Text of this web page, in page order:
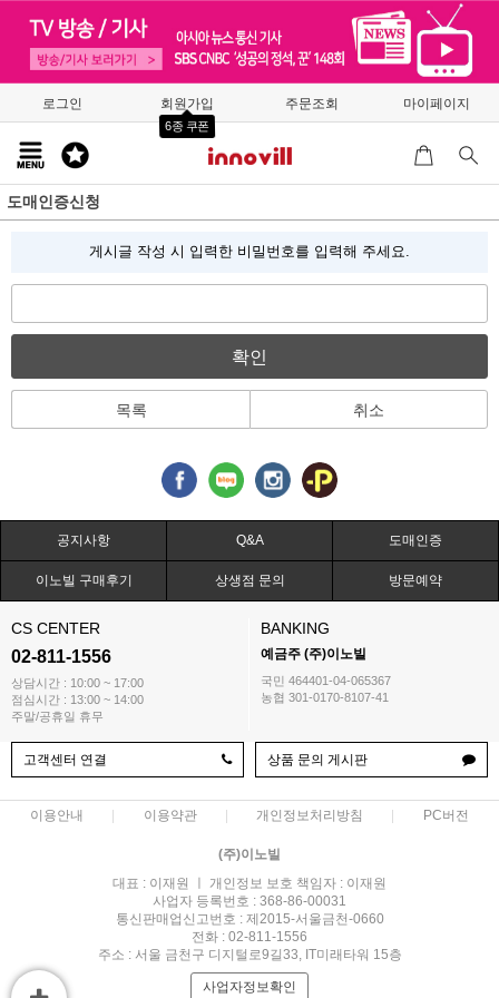
로그인 회원가입
6종 쿠폰
주문조회 마이페이지
도매인증신청
게시글 작성 시 입력한 비밀번호를 입력해 주세요.
확인
목록 취소
공지사항 Q&A 도매인증
이노빌 구매후기 상생점 문의 방문예약
CS CENTER
02-811-1556
상담시간 : 10:00 ~ 17:00
점심시간 : 13:00 ~ 14:00
주말/공휴일 휴무
BANKING
예금주 (주)이노빌
국민 464401-04-065367
농협 301-0170-8107-41
고객센터 연결 상품 문의 게시판
이용안내 이용약관 개인정보처리방침 PC버전
(주)이노빌
대표 : 이재원 ㅣ 개인정보 보호 책임자 : 이재원
사업자 등록번호 : 368-86-00031
통신판매업신고번호 : 제2015-서울금천-0660
전화 : 02-811-1556
주소 : 서울 금천구 디지털로9길33, IT미래타워 15층
사업자정보확인